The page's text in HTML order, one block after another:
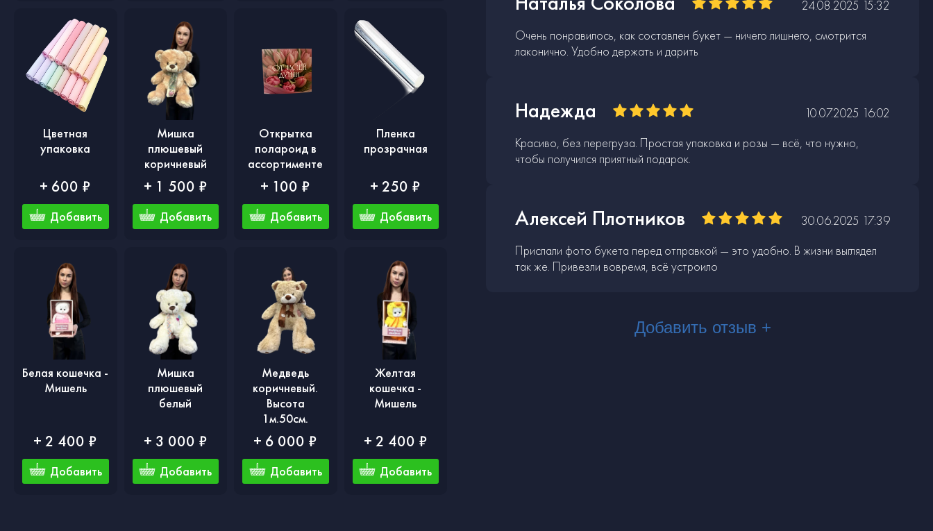
Цветная
упаковка
+ 600 ₽
Добавить
Мишка
плюшевый
коричневый
+ 1 500 ₽
Добавить
Открытка
полароид в
ассортименте
+ 100 ₽
Добавить
Пленка
прозрачная
+ 250 ₽
Добавить
Белая кошечка -
Мишель
+ 2 400 ₽
Добавить
Мишка
плюшевый
белый
+ 3 000 ₽
Добавить
Медведь
коричневый.
Высота
1м.50см.
+ 6 000 ₽
Добавить
Желтая
кошечка -
Мишель
+ 2 400 ₽
Добавить
24.08.2025 15:32
Очень понравилось, как составлен букет — ничего лишнего, смотрится
лаконично. Удобно держать и дарить
Надежда
10.07.2025 16:02
Красиво, без перегруза. Простая упаковка и розы — всё, что нужно,
чтобы получился приятный подарок.
Алексей Плотников
30.06.2025 17:39
Прислали фото букета перед отправкой — это удобно. В жизни выглядел
так же. Привезли вовремя, всё устроило
Добавить отзыв +